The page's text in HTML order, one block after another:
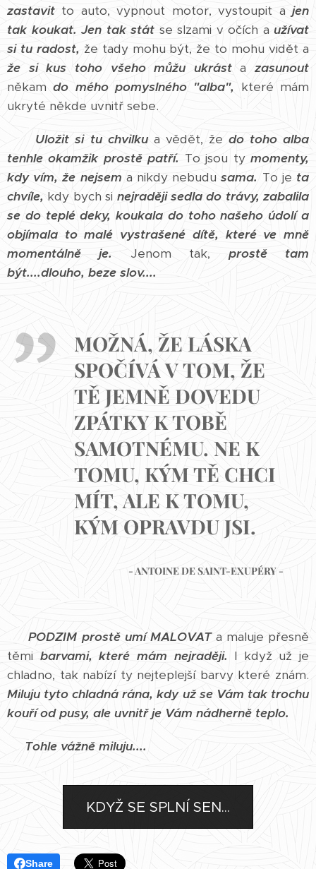
zastavit to auto, vypnout motor, vystoupit a jen
tak koukat. Jen tak stát se slzami v očích a užívat
si tu radost, že tady mohu být, že to mohu vidět a
že si kus toho všeho můžu ukrást a zasunout
někamdo mého pomyslného "alba", které mám
ukryté někde uvnitř sebe.
Uložit si tu chvilkua vědět, že do toho alba
tenhle okamžik prostě patří. To jsou tymomenty,
kdy vím, že nejsem a nikdy nebudusama. To je ta
chvíle, kdy bych si nejraději sedla do trávy, zabalila
se do teplé deky, koukala do toho našeho údolí a
objímala to malé vystrašené dítě, které ve mně
momentálně je. Jenom tak, prostě tam
být....dlouho, beze slov....
MOŽNÁ, ŽE LÁSKA
SPOČÍVÁ V TOM, ŽE
TĚ JEMNĚ DOVEDU
ZPÁTKY K TOBĚ
SAMOTNÉMU. NE K
TOMU, KÝM TĚ CHCI
MÍT, ALE K TOMU,
KÝM OPRAVDU JSI.
- ANTOINE DE SAINT-EXUPÉRY -
PODZIM prostě umí MALOVAT a maluje přesně
těmi barvami, které mám nejraději. I když už je
chladno, tak nabízí ty nejteplejší barvy které znám.
Miluju tyto chladná rána, kdy už se Vám tak trochu
kouří od pusy, ale uvnitř je Vám nádherně teplo.
Tohle vážně miluju....
KDYŽ SE SPLNÍ SEN...
Share